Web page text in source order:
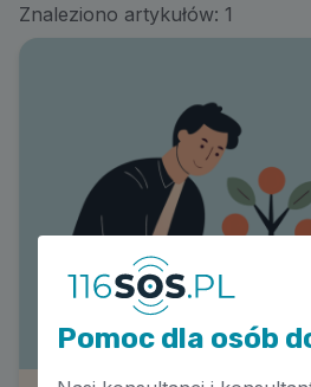
Znaleziono artykułów: 1
Pomoc dla osób